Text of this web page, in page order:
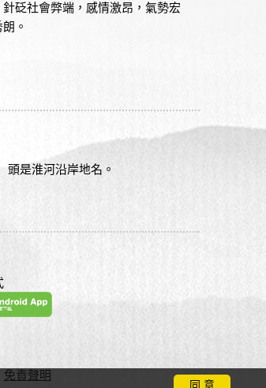
砭社會弊端，感情激昂，氣勢宏
。
頭是淮河沿岸地名。
免責聲明
同 意